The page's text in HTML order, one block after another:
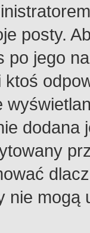
posty.
po jego
dodana
nie